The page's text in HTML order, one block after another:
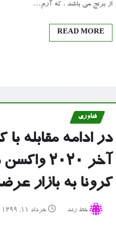
از برنج می باشد ، که آرم…
READ MORE
فناوری
در ادامه مقابله با
آخر ۲۰۲۰
کرونا به بازار
خط رند خرداد ۱۱, ۱۳۹۹